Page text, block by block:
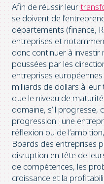
Afin de réussir leur
se doivent de
départements (finance,
entreprises et
donc continuer à
poussées par les
entreprises
milliards de dollars à
que le niveau de
domaine, s’il progresse,
progression : une
réflexion ou de
Boards des entreprises
disruption en tête de
de compétences, les
croissance et la